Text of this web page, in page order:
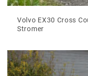
Volvo EX30 Cross
Stromer